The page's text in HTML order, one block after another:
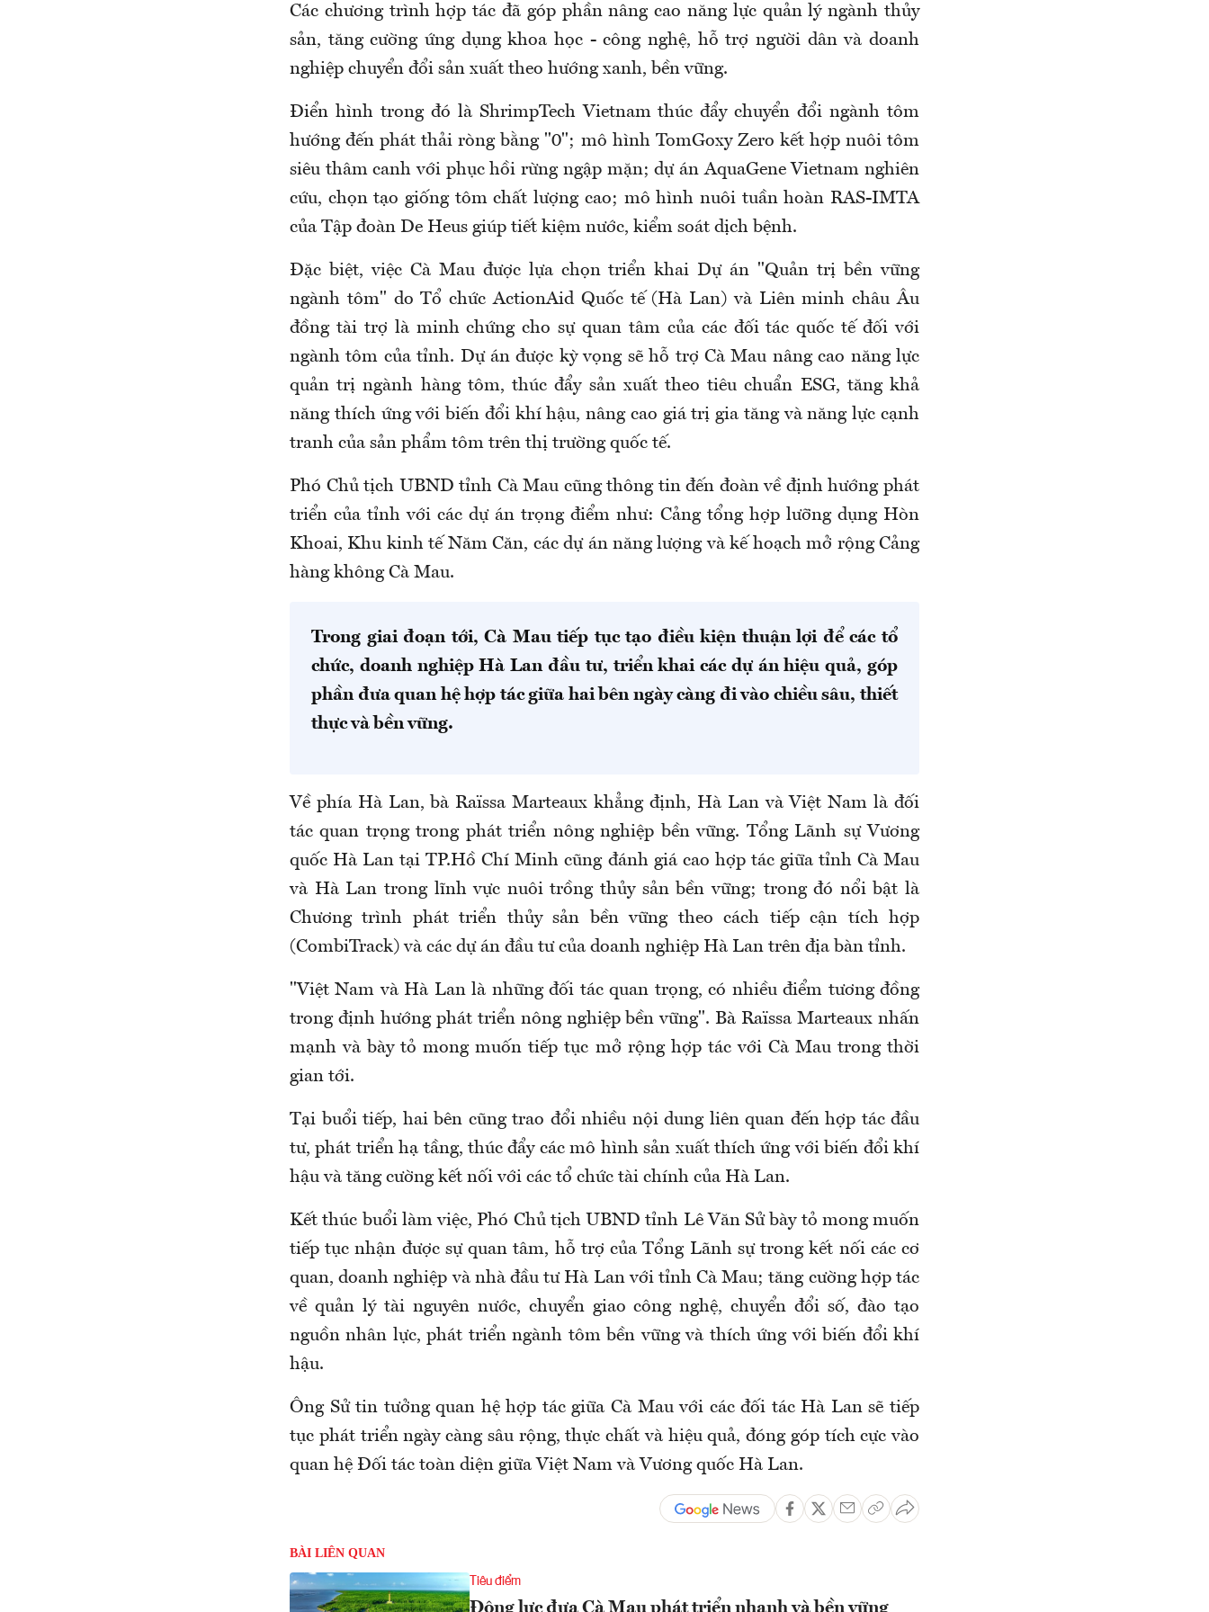
Các chương trình hợp tác đã góp phần nâng cao năng lực quản lý ngành thủy
sản, tăng cường ứng dụng khoa học - công nghệ, hỗ trợ người dân và doanh
nghiệp chuyển đổi sản xuất theo hướng xanh, bền vững.
Điển hình trong đó là ShrimpTechVietnam thúc đẩy chuyển đổi ngành tôm
hướng đến phát thải ròng bằng "0"; mô hình TomGoxyZero kết hợp nuôi tôm
siêu thâm canh với phục hồi rừng ngập mặn; dự ánAquaGeneVietnam nghiên
cứu, chọn tạo giống tôm chất lượng cao; mô hình nuôi tuần hoàn RAS-IMTA
của Tập đoàn De Heus giúp tiết kiệm nước, kiểm soát dịch bệnh.
Đặc biệt,việcCà Mau được lựa chọn triển khai Dự án "Quản trị bền vững
ngành tôm" do Tổ chức ActionAid Quốc tế (Hà Lan) và Liên minh châu Âu
đồng tài trợ là minh chứng cho sự quan tâm của các đối tác quốc tế đối với
ngành tôm của tỉnh. Dự án được kỳ vọng sẽ hỗ trợ Cà Mau nâng cao năng lực
quản trị ngành hàng tôm, thúc đẩy sản xuất theo tiêu chuẩn ESG, tăng khả
năng thích ứng với biến đổi khí hậu, nâng cao giá trị gia tăng và năng lực cạnh
tranh của sản phẩm tôm trên thị trường quốc tế.
Phó Chủ tịch UBND tỉnh Cà Mau cũngthông tin đến đoàn về định hướng phát
triển của tỉnh với các dự án trọng điểm như: Cảng tổng hợp lưỡng dụng Hòn
Khoai, Khu kinh tế Năm Căn, các dự án năng lượng và kế hoạch mở rộng Cảng
hàng không Cà Mau.
Trong giai đoạn tới, Cà Mau tiếp tục tạo điều kiện thuận lợi để các tổ
chức, doanh nghiệp Hà Lan đầu tư, triển khai các dự án hiệu quả, góp
phần đưa quan hệ hợp tác giữa hai bên ngày càng đi vào chiều sâu, thiết
thực và bền vững.
Về phía Hà Lan, bà Raïssa Marteaux khẳng định, Hà Lan và Việt Nam là đối
tác quan trọng trong phát triển nông nghiệp bền vững. Tổng Lãnh sự Vương
quốc Hà Lan tại TP.Hồ Chí Minh cũng đánh giá cao hợp tác giữa tỉnh Cà Mau
và Hà Lan trong lĩnh vực nuôi trồng thủy sản bền vững; trong đó nổi bật là
Chương trình phát triển thủy sản bền vững theo cách tiếp cận tích hợp
(CombiTrack) và các dự án đầu tư của doanh nghiệp Hà Lan trên địa bàn tỉnh.
"Việt Nam và Hà Lan là những đối tác quan trọng, có nhiều điểm tương đồng
trong định hướng phát triển nông nghiệp bền vững". Bà Raïssa Marteaux nhấn
mạnh và bày tỏ mong muốn tiếp tục mở rộng hợp tác với Cà Mau trong thời
gian tới.
Tại buổi tiếp, hai bên cũngtrao đổi nhiều nội dung liên quan đến hợp tác đầu
tư, phát triển hạ tầng, thúc đẩy các mô hình sản xuất thích ứng với biến đổi khí
hậu và tăng cường kết nối với các tổ chức tài chính của Hà Lan.
Kết thúc buổi làm việc, Phó Chủ tịch UBND tỉnh Lê Văn Sử bày tỏ mong muốn
tiếp tục nhận được sự quan tâm, hỗ trợ của Tổng Lãnh sự trong kết nối các cơ
quan, doanh nghiệp và nhà đầu tư Hà Lan với tỉnh Cà Mau; tăng cường hợp tác
về quản lý tài nguyên nước, chuyển giao công nghệ, chuyển đổi số, đào tạo
nguồn nhân lực, phát triển ngành tôm bền vững và thích ứng với biến đổi khí
hậu.
Ông Sử tin tưởng quan hệ hợp tác giữa Cà Mau với các đối tác Hà Lan sẽ tiếp
tục phát triển ngày càng sâu rộng, thực chất và hiệu quả, đóng góp tích cực vào
quan hệ Đối tác toàn diện giữa Việt Nam và Vương quốc Hà Lan.
BÀI LIÊN QUAN
Tiêu điểm
Động lực đưa Cà Mau phát triển nhanh và bền vững